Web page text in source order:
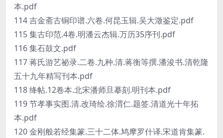
本.pdf
114 吉金斋古铜印谱.六卷.何昆玉辑.吴大澂鉴定.pdf
115 集古印范.4卷.明潘云杰辑.万历35序刊.pdf
116 集石鼓文.pdf
117 蒋氏游艺祕录.二卷.九种.清.蒋衡等撰.潘浚书.清乾隆
五十九年精写刊本.pdf
118 绛帖.12卷本.北宋潘师旦摹刻.明刊本.pdf
119 节孝事实图.清.改琦绘.徐渭仁.题签.清道光十年拓
本.pdf
120 金刚般若经集篆.三十二体.鸠摩罗什译.宋道肯集篆.